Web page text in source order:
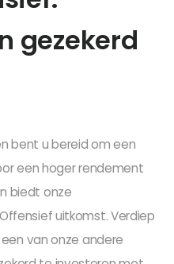
n gezekerd
bent u bereid om een
een hoger rendement
biedt onze
uitkomst. Verdiep
van onze andere